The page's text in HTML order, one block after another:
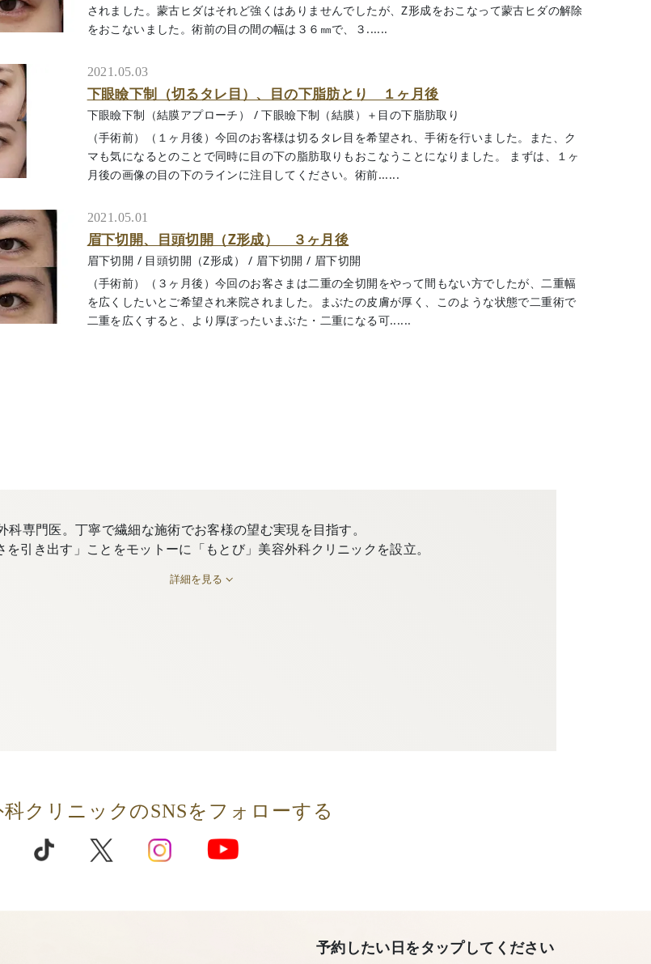
されました。蒙古ヒダはそれど強くはありませんでしたが、Z形成をおこなって蒙古ヒダの解除
をおこないました。術前の目の間の幅は３６㎜で、３......
2021.05.03
下眼瞼下制（切るタレ目）、目の下脂肪とり １ヶ月後
下眼瞼下制（結膜アプローチ） /下眼瞼下制（結膜）＋目の下脂肪取り
（手術前）（１ヶ月後）今回のお客様は切るタレ目を希望され、手術を行いました。また、ク
マも気になるとのことで同時に目の下の脂肪取りもおこなうことになりました。 まずは、１ヶ
月後の画像の目の下のラインに注目してください。術前......
2021.05.01
眉下切開、目頭切開（Z形成） ３ヶ月後
眉下切開 / 目頭切開（Z形成） / 眉下切開 / 眉下切開
（手術前）（３ヶ月後）今回のお客さまは二重の全切開をやって間もない方でしたが、二重幅
を広くしたいとご希望され来院されました。まぶたの皮膚が厚く、このような状態で二重術で
二重を広くすると、より厚ぼったいまぶた・二重になる可......
専門医。丁寧で繊細な施術でお客様の望む実現を目指す。
を引き出す」ことをモットーに「もとび」美容外科クリニックを設立。
詳細を見る
クリニックのSNSをフォローする
予約したい日をタップしてください